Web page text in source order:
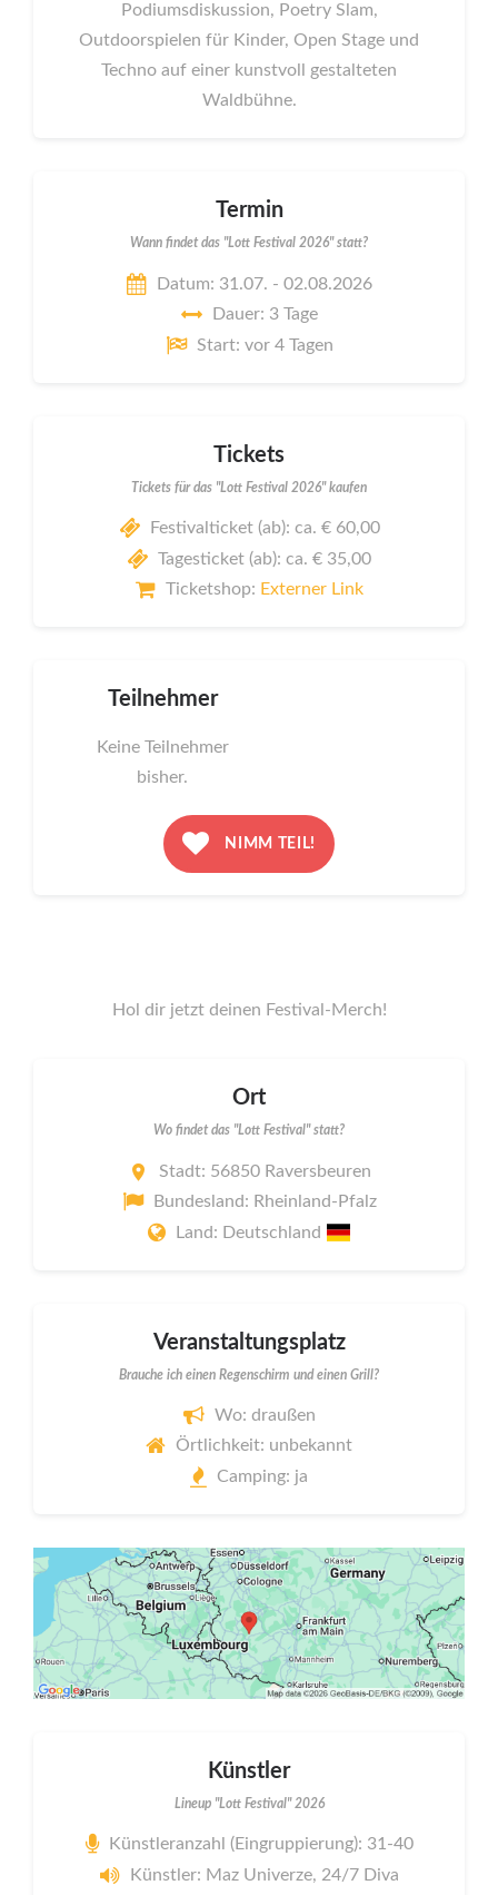
Podiumsdiskussion, Poetry Slam,
Outdoorspielen für Kinder, Open Stage und
Techno auf einer kunstvoll gestalteten
Waldbühne.
Termin
Wann findet das "Lott Festival 2026" statt?
Datum: 31.07. - 02.08.2026
Dauer: 3 Tage
Start: vor 4 Tagen
Tickets
Tickets für das "Lott Festival 2026" kaufen
Festivalticket (ab): ca. € 60,00
Tagesticket (ab): ca. € 35,00
Ticketshop: Externer Link
Teilnehmer
Keine Teilnehmer
bisher.
NIMM TEIL!
Hol dir jetzt deinen Festival-Merch!
Ort
Wo findet das "Lott Festival" statt?
Stadt: 56850 Raversbeuren
Bundesland: Rheinland-Pfalz
Land: Deutschland
Veranstaltungsplatz
Brauche ich einen Regenschirm und einen Grill?
Wo: draußen
Örtlichkeit: unbekannt
Camping: ja
Künstler
Lineup "Lott Festival" 2026
Künstleranzahl (Eingruppierung): 31-40
Künstler: Maz Univerze, 24/7 Diva